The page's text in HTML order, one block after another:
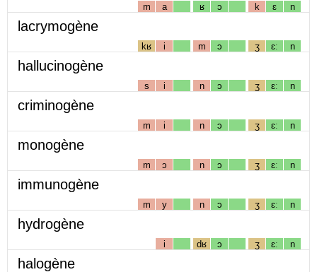
m a ʁ ɔ k ɛ n
lacrymogène
kʁ i m ɔ ʒ ɛː n
hallucinogène
s i n ɔ ʒ ɛː n
criminogène
m i n ɔ ʒ ɛː n
monogène
m ɔ n ɔ ʒ ɛː n
immunogène
m y n ɔ ʒ ɛː n
hydrogène
i dʁ ɔ ʒ ɛː n
halogène